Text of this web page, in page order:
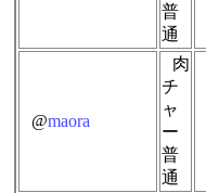
普
通
@maora
肉
チ
ャ
ー
普
通